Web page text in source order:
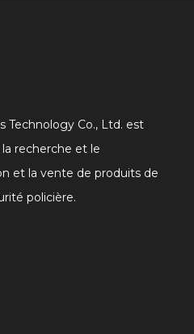
Technology Co., Ltd. est
recherche et le
et la vente de produits de
policière.